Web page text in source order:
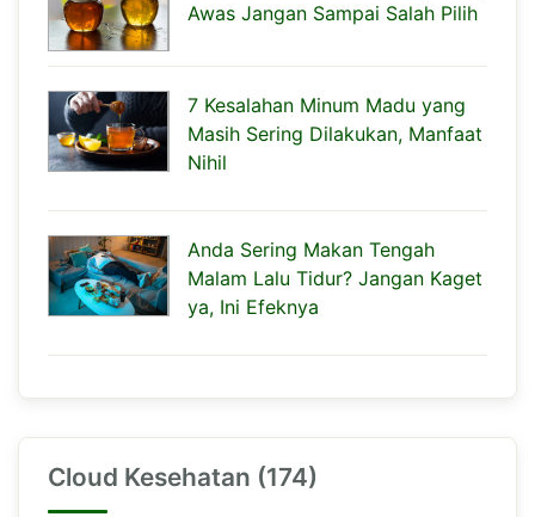
Awas Jangan Sampai Salah Pilih
7 Kesalahan Minum Madu yang
Masih Sering Dilakukan, Manfaat
Nihil
Anda Sering Makan Tengah
Malam Lalu Tidur? Jangan Kaget
ya, Ini Efeknya
Cloud Kesehatan (174)